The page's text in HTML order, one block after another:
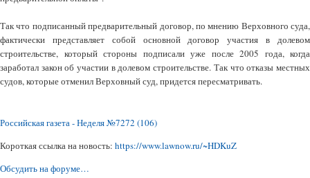
Так что подписанный предварительный договор, по мнению Верховного суда,
фактически представляет собой основной договор участия в долевом
строительстве, который стороны подписали уже после 2005 года, когда
заработал закон об участии в долевом строительстве. Так что отказы местных
судов, которые отменил Верховный суд, придется пересматривать.
Российская газета - Неделя №7272 (106)
Короткая ссылка на новость: https://www.lawnow.ru/~HDKuZ
Обсудить на форуме…